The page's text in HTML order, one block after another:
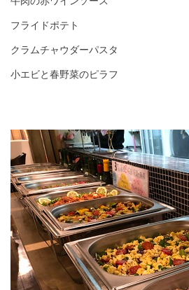
フライドポテト
クラムチャウダーパスタ
小エビと春野菜のピラフ